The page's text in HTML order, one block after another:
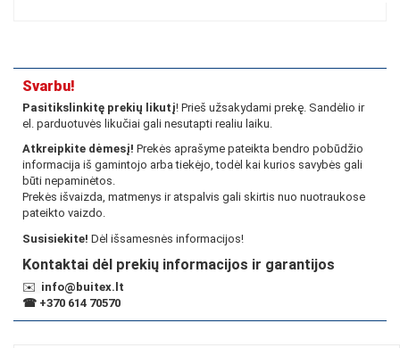
Svarbu!
Pasitikslinkitę prekių likutį! Prieš užsakydami prekę. Sandėlio ir
el. parduotuvės likučiai gali nesutapti realiu laiku.
Atkreipkite dėmesį! Prekės aprašyme pateikta bendro pobūdžio
informacija iš gamintojo arba tiekėjo, todėl kai kurios savybės gali
būti nepaminėtos.
Prekės išvaizda, matmenys ir atspalvis gali skirtis nuo nuotraukose
pateikto vaizdo.
Susisiekite! Dėl išsamesnės informacijos!
Kontaktai dėl prekių informacijos ir garantijos
✉️ info@buitex.lt
☎ +370 614 70570